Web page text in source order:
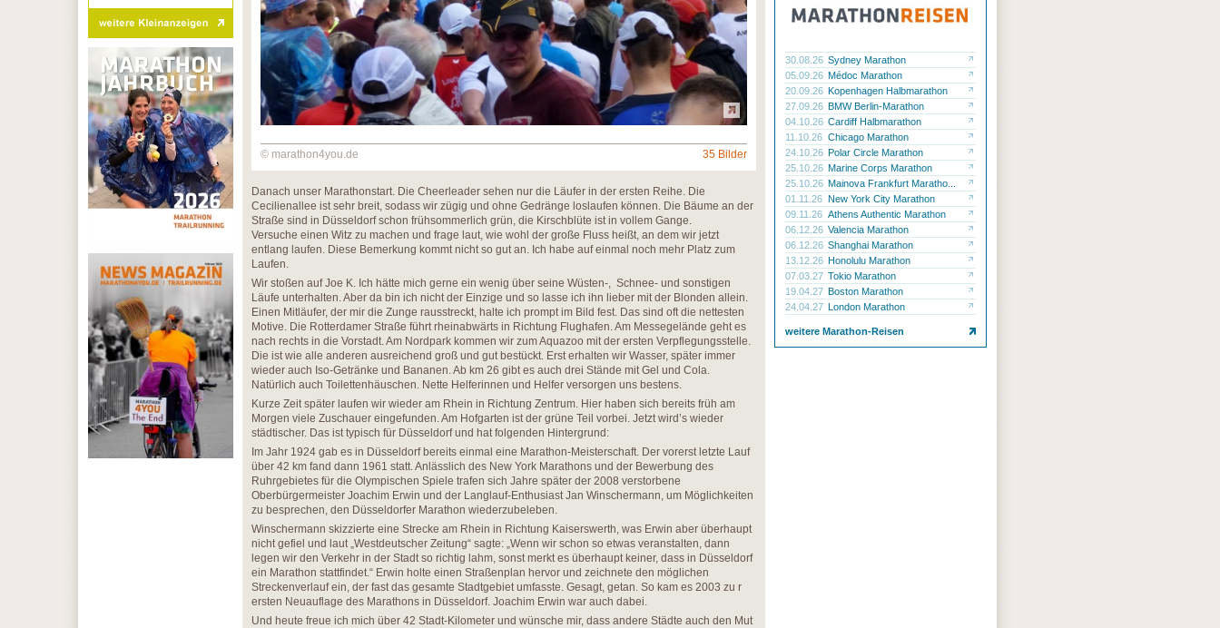
© marathon4you.de 35 Bilder
Danach unser Marathonstart. Die Cheerleader sehen nur die Läufer in der ersten Reihe. Die
Cecilienallee ist sehr breit, sodass wir zügig und ohne Gedränge loslaufen können. Die Bäume an der
Straße sind in Düsseldorf schon frühsommerlich grün, die Kirschblüte ist in vollem Gange.
Versuche einen Witz zu machen und frage laut, wie wohl der große Fluss heißt, an dem wir jetzt
entlang laufen. Diese Bemerkung kommt nicht so gut an. Ich habe auf einmal noch mehr Platz zum
Laufen.
Wir stoßen auf Joe K. Ich hätte mich gerne ein wenig über seine Wüsten-, Schnee- und sonstigen
Läufe unterhalten. Aber da bin ich nicht der Einzige und so lasse ich ihn lieber mit der Blonden allein.
Einen Mitläufer, der mir die Zunge rausstreckt, halte ich prompt im Bild fest. Das sind oft die nettesten
Motive. Die Rotterdamer Straße führt rheinabwärts in Richtung Flughafen. Am Messegelände geht es
nach rechts in die Vorstadt. Am Nordpark kommen wir zum Aquazoo mit der ersten Verpflegungsstelle.
Die ist wie alle anderen ausreichend groß und gut bestückt. Erst erhalten wir Wasser, später immer
wieder auch Iso-Getränke und Bananen. Ab km 26 gibt es auch drei Stände mit Gel und Cola.
Natürlich auch Toilettenhäuschen. Nette Helferinnen und Helfer versorgen uns bestens.
Kurze Zeit später laufen wir wieder am Rhein in Richtung Zentrum. Hier haben sich bereits früh am
Morgen viele Zuschauer eingefunden. Am Hofgarten ist der grüne Teil vorbei. Jetzt wird’s wieder
städtischer. Das ist typisch für Düsseldorf und hat folgenden Hintergrund:
Im Jahr 1924 gab es in Düsseldorf bereits einmal eine Marathon-Meisterschaft. Der vorerst letzte Lauf
über 42 km fand dann 1961 statt. Anlässlich des New York Marathons und der Bewerbung des
Ruhrgebietes für die Olympischen Spiele trafen sich Jahre später der 2008 verstorbene
Oberbürgermeister Joachim Erwin und der Langlauf-Enthusiast Jan Winschermann, um Möglichkeiten
zu besprechen, den Düsseldorfer Marathon wiederzubeleben.
Winschermann skizzierte eine Strecke am Rhein in Richtung Kaiserswerth, was Erwin aber überhaupt
nicht gefiel und laut „Westdeutscher Zeitung“ sagte: „Wenn wir schon so etwas veranstalten, dann
legen wir den Verkehr in der Stadt so richtig lahm, sonst merkt es überhaupt keiner, dass in Düsseldorf
ein Marathon stattfindet.“ Erwin holte einen Straßenplan hervor und zeichnete den möglichen
Streckenverlauf ein, der fast das gesamte Stadtgebiet umfasste. Gesagt, getan. So kam es 2003 zu r
ersten Neuauflage des Marathons in Düsseldorf. Joachim Erwin war auch dabei.
Und heute freue ich mich über 42 Stadt-Kilometer und wünsche mir, dass andere Städte auch den Mut
30.08.26 Sydney Marathon
05.09.26 Médoc Marathon
20.09.26 Kopenhagen Halbmarathon
27.09.26 BMW Berlin-Marathon
04.10.26 Cardiff Halbmarathon
11.10.26 Chicago Marathon
24.10.26 Polar Circle Marathon
25.10.26 Marine Corps Marathon
25.10.26 Mainova Frankfurt Maratho...
01.11.26 New York City Marathon
09.11.26 Athens Authentic Marathon
06.12.26 Valencia Marathon
06.12.26 Shanghai Marathon
13.12.26 Honolulu Marathon
07.03.27 Tokio Marathon
19.04.27 Boston Marathon
24.04.27 London Marathon
weitere Marathon-Reisen